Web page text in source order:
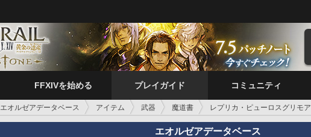
FFXIVを始める プレイガイド コミュニティ
エオルゼアデータベース アイテム 武器 魔道書 レプリカ・ピューロスグリモア
エオルゼアデータベース